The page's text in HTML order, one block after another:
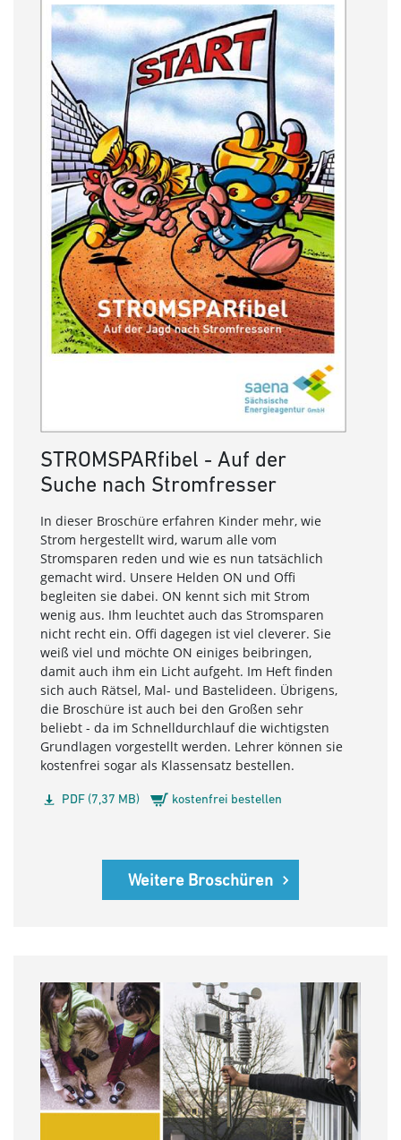
STROMSPARfibel - Auf der
Suche nach Stromfresser
In dieser Broschüre erfahren Kinder mehr, wie
Strom hergestellt wird, warum alle vom
Stromsparen reden und wie es nun tatsächlich
gemacht wird. Unsere Helden ON und Offi
begleiten sie dabei. ON kennt sich mit Strom
wenig aus. Ihm leuchtet auch das Stromsparen
nicht recht ein. Offi dagegen ist viel cleverer. Sie
weiß viel und möchte ON einiges beibringen,
damit auch ihm ein Licht aufgeht. Im Heft finden
sich auch Rätsel, Mal- und Bastelideen. Übrigens,
die Broschüre ist auch bei den Großen sehr
beliebt - da im Schnelldurchlauf die wichtigsten
Grundlagen vorgestellt werden. Lehrer können sie
kostenfrei sogar als Klassensatz bestellen.
PDF (7,37 MB) kostenfrei bestellen
Weitere Broschüren